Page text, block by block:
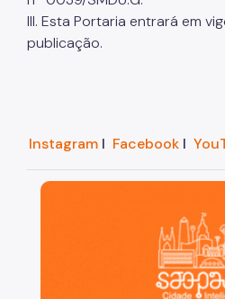
III. Esta Portaria entrará em
publicação.
InstagramI FacebookI
São Paulo, cidade